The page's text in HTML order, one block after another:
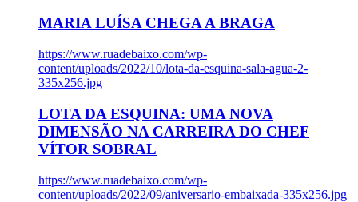
MARIA LUÍSA CHEGA A BRAGA
https://www.ruadebaixo.com/wp-
content/uploads/2022/10/lota-da-esquina-sala-agua-2-
335x256.jpg
LOTA DA ESQUINA: UMA NOVA
DIMENSÃO NA CARREIRA DO CHEF
VÍTOR SOBRAL
https://www.ruadebaixo.com/wp-
content/uploads/2022/09/aniversario-embaixada-335x256.jpg